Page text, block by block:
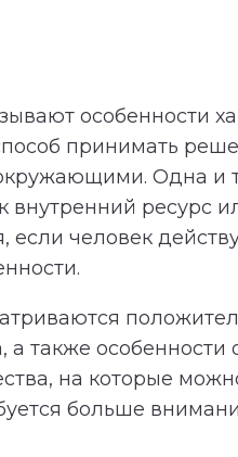
особенности
принимать
Одна и
внутренний ресурс
человек
а также особенности
на которые
больше